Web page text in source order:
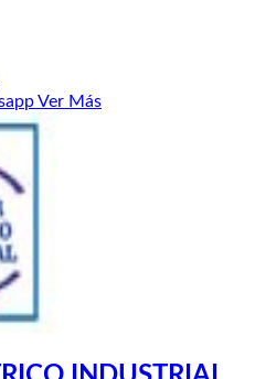
Ver Más